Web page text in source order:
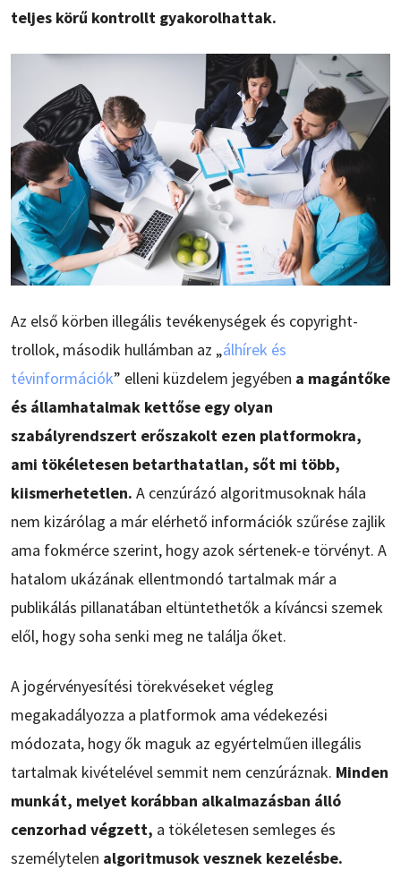
teljes körű kontrollt gyakorolhattak.
Az első körben illegális tevékenységek és copyright-
trollok, második hullámban az „álhírek és
tévinformációk” elleni küzdelem jegyében a magántőke
és államhatalmak kettőse egy olyan
szabályrendszert erőszakolt ezen platformokra,
ami tökéletesen betarthatatlan, sőt mi több,
kiismerhetetlen. A cenzúrázó algoritmusoknak hála
nem kizárólag a már elérhető információk szűrése zajlik
ama fokmérce szerint, hogy azok sértenek-e törvényt. A
hatalom ukázának ellentmondó tartalmak már a
publikálás pillanatában eltüntethetők a kíváncsi szemek
elől, hogy soha senki meg ne találja őket.
A jogérvényesítési törekvéseket végleg
megakadályozza a platformok ama védekezési
módozata, hogy ők maguk az egyértelműen illegális
tartalmak kivételével semmit nem cenzúráznak. Minden
munkát, melyet korábban alkalmazásban álló
cenzorhad végzett, a tökéletesen semleges és
személytelen algoritmusok vesznek kezelésbe.